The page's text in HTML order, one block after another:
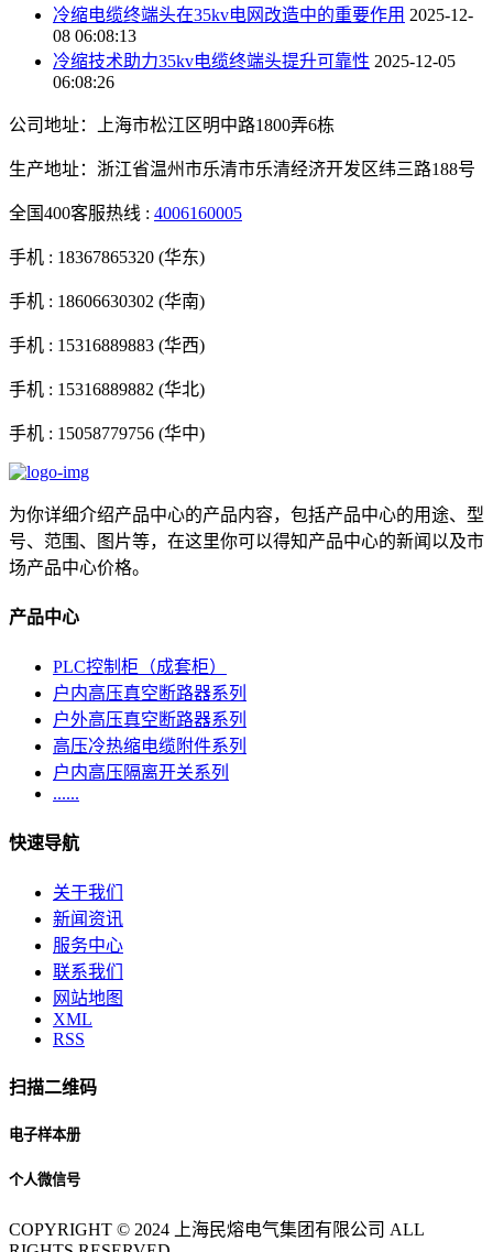
冷缩电缆终端头在35kv电网改造中的重要作用 2025-12-
08 06:08:13
冷缩技术助力35kv电缆终端头提升可靠性 2025-12-05
06:08:26
公司地址：上海市松江区明中路1800弄6栋
生产地址：浙江省温州市乐清市乐清经济开发区纬三路188号
全国400客服热线 : 4006160005
手机 : 18367865320 (华东)
手机 : 18606630302 (华南)
手机 : 15316889883 (华西)
手机 : 15316889882 (华北)
手机 : 15058779756 (华中)
为你详细介绍产品中心的产品内容，包括产品中心的用途、型
号、范围、图片等，在这里你可以得知产品中心的新闻以及市
场产品中心价格。
产品中心
PLC控制柜（成套柜）
户内高压真空断路器系列
户外高压真空断路器系列
高压冷热缩电缆附件系列
户内高压隔离开关系列
......
快速导航
关于我们
新闻资讯
服务中心
联系我们
网站地图
XML
RSS
扫描二维码
电子样本册
个人微信号
COPYRIGHT © 2024 上海民熔电气集团有限公司 ALL